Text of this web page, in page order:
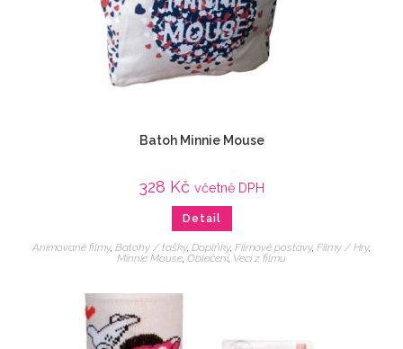
Batoh Minnie Mouse
328 Kč včetně DPH
Detail
Animované filmy, Batohy / tašky, Doplňky, Filmové postavy, Filmy / Hry,
Minnie Mouse, Oblečení, Veci z filmu